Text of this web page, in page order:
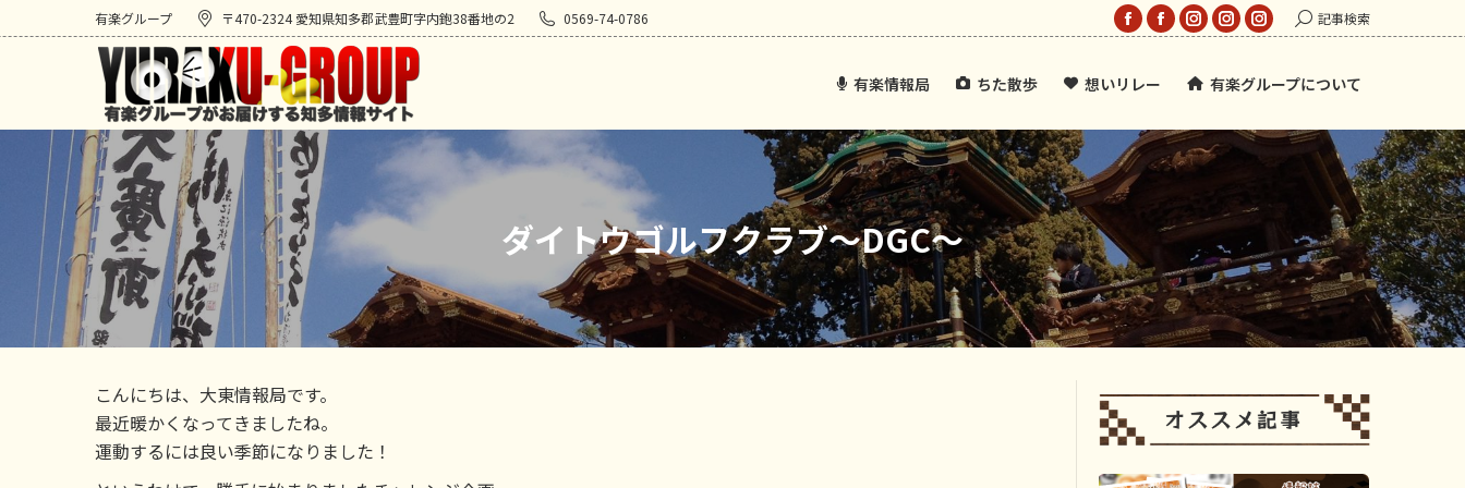
有楽グループ 〒470-2324 愛知県知多郡武豊町字内鉋38番地の2 0569-74-0786
Facebook
opens
new
window
Facebook
opens
new
window
Instagram
opens
new
window
Instagram
opens
new
Instagram
opens
new
window
Search:記事検索
有楽情報局 ちた散歩 想いリレー 有楽グループについて
ダイトウゴルフクラブ～DGC～
こんにちは、大東情報局です。
最近暖かくなってきましたね。
運動するには良い季節になりました！